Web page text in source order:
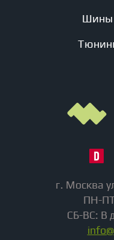
Шины
г. Москва
ПН-
СБ-ВС: В